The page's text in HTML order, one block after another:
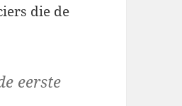
die de
eerste